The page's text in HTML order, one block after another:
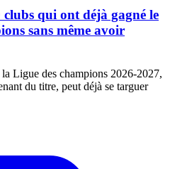
qui ont déjà gagné le
sans même avoir
Ligue des champions 2026-2027,
du titre, peut déjà se targuer